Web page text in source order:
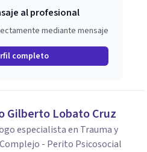
al profesional
mediante mensaje
completo
Gilberto Lobato Cruz
especialista en Trauma y
- Perito Psicosocial